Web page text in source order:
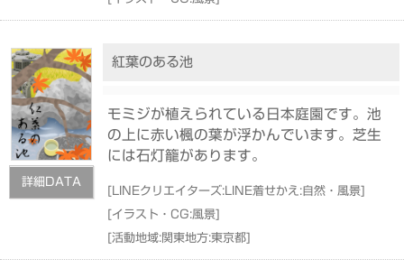
詳細DATA
紅葉のある池
モミジが植えられている日本庭園です。池
の上に赤い楓の葉が浮かんでいます。芝生
には石灯籠があります。
[ LINEクリエイターズ:LINE着せかえ:自然・風景]
[イラスト・CG:風景]
[活動地域:関東地方:東京都]